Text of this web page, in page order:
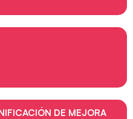
DE MEJORA